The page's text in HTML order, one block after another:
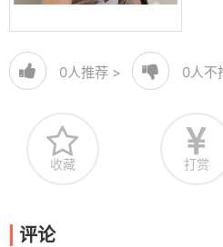
0人推荐 > 0人不
收藏 打赏
评论